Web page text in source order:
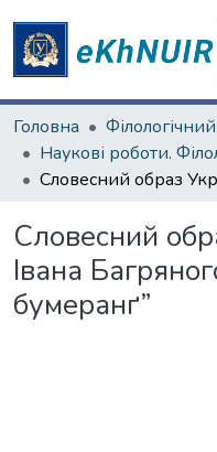
Головна
Словесний
Івана
бумеранґ”